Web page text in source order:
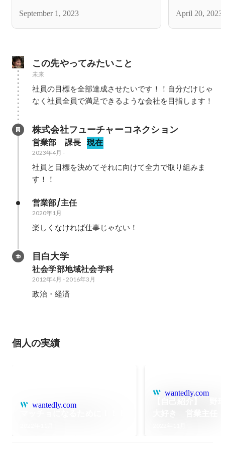
September 1, 2023 April 20, 2023
この先やってみたいこと
未来
社員の目標を全部達成させたいです！！自分だけじゃ
なく社員全員で満足できるような会社を目指します！
株式会社フューチャーコネクション
営業部　課長 現在
2023年4月 -
社員と目標を決めてそれに向けて全力で取り組みま
す！！
営業部/主任
2020年1月
楽しくなければ仕事じゃない！
目白大学
社会学部地域社会学科
2012年4月 - 2016年3月
政治・経済
個人の実績
wantedly.com
wantedly.com